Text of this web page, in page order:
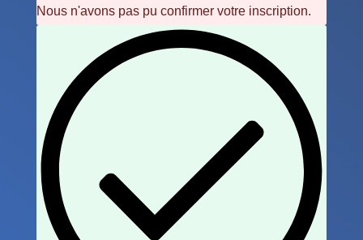
Nous n'avons pas pu confirmer votre inscription.